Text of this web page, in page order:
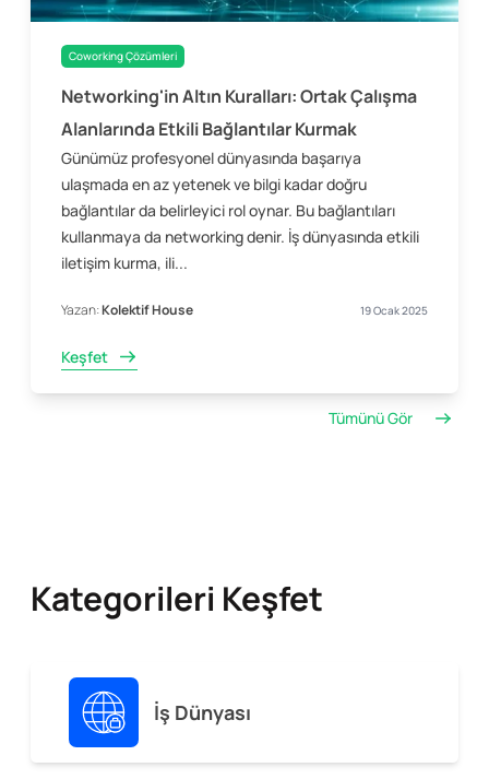
Coworking Çözümleri
Networking'in Altın Kuralları: Ortak Çalışma
Alanlarında Etkili Bağlantılar Kurmak
Günümüz profesyonel dünyasında başarıya
ulaşmada en az yetenek ve bilgi kadar doğru
bağlantılar da belirleyici rol oynar. Bu bağlantıları
kullanmaya da networking denir. İş dünyasında etkili
iletişim kurma, ili...
Yazan:Kolektif House 19 Ocak 2025
Keşfet
Tümünü Gör
Kategorileri Keşfet
İş Dünyası